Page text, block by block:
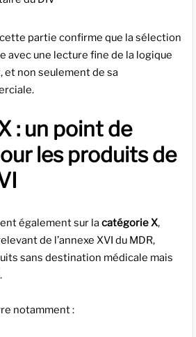
cette partie confirme que la sélection
avec une lecture fine de la logique
et non seulement de sa
: un point de
les produits de
également sur la catégorie X,
de l’annexe XVI du MDR,
sans destination médicale mais
notamment :